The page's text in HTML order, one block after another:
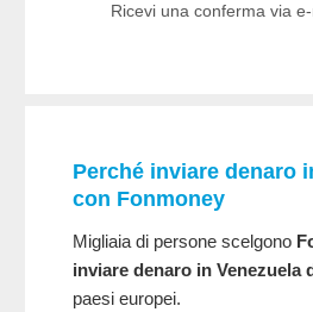
Ricevi una conferma via
Perché inviare denaro
con Fonmoney
Migliaia di persone scelgono
inviare denaro in Venezuela
paesi europei.